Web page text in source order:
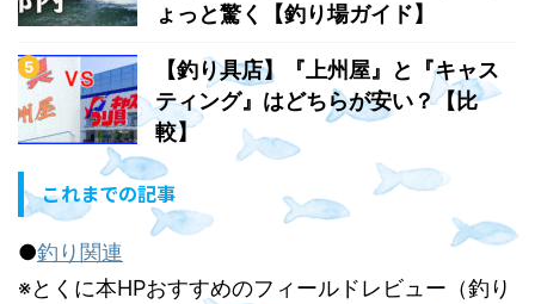
ょっと驚く【釣り場ガイド】
【釣り具店】『上州屋』と『キャス
ティング』はどちらが安い？【比
較】
これまでの記事
●釣り関連
※とくに本HPおすすめのフィールドレビュー（釣り